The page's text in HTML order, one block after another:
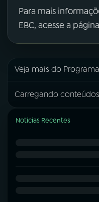
Para mais
EBC, acesse a
Veja mais do Programa
Carregando
Notícias Recentes